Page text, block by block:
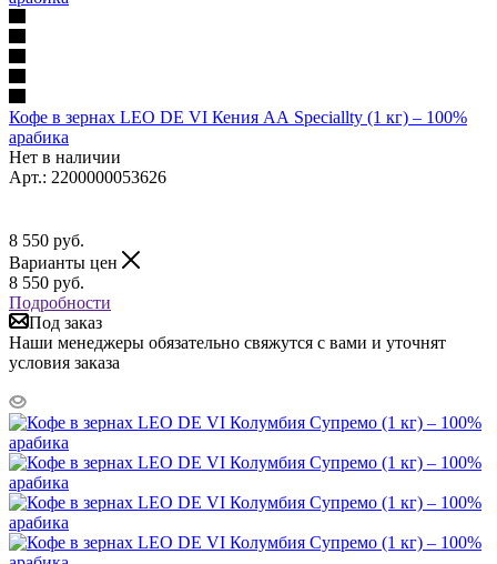
Кофе в зернах LEO DE VI Кения АА Speciallty (1 кг) – 100%
арабика
Нет в наличии
Арт.: 2200000053626
8 550 руб.
Варианты цен
8 550 руб.
Подробности
Под заказ
Наши менеджеры обязательно свяжутся с вами и уточнят
условия заказа